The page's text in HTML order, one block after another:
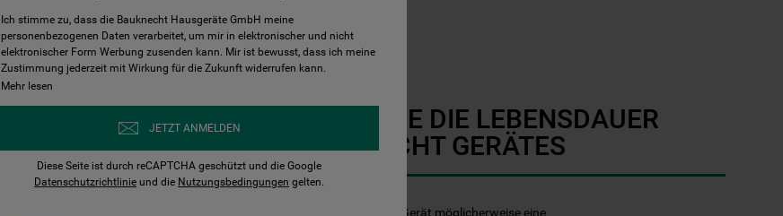
VERLÄNGERN SIE DIE LEBENSDAUER
IHRES BAUKNECHT GERÄTES
Mit der Zeit braucht Ihr Bauknecht Gerät möglicherweise eine
Ich stimme zu, dass die Bauknecht Hausgeräte GmbH meine
personenbezogenen Daten verarbeitet, um mir in elektronischer und nicht
elektronischer Form Werbung zusenden kann. Mir ist bewusst, dass ich meine
Zustimmung jederzeit mit Wirkung für die Zukunft widerrufen kann.
Mehr lesen
JETZT ANMELDEN
Diese Seite ist durch reCAPTCHA geschützt und die Google
Datenschutzrichtlinie und die Nutzungsbedingungen gelten.